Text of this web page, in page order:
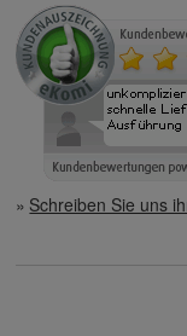
Schreiben Sie uns